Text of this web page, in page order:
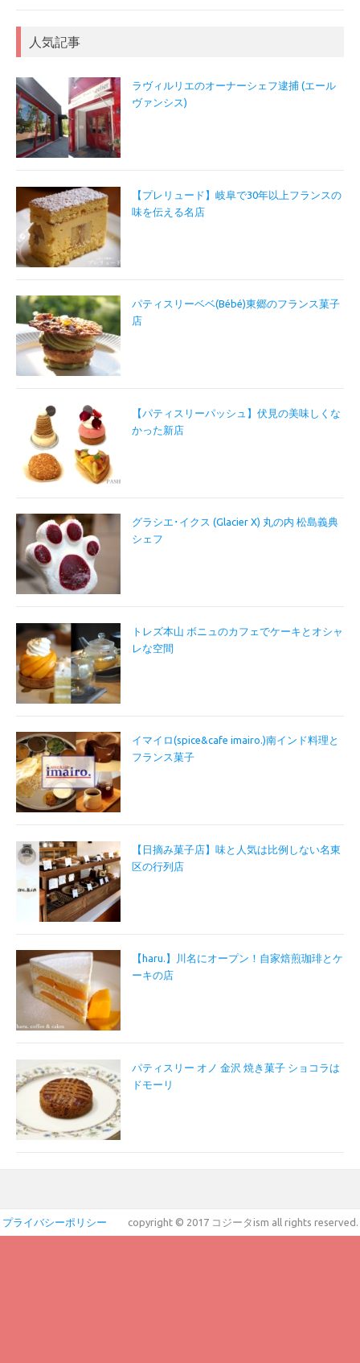
人気記事
ラヴィルリエのオーナーシェフ逮捕 (エール
ヴァンシス)
【プレリュード】岐阜で30年以上フランスの
味を伝える名店
パティスリーベベ(Bébé)東郷のフランス菓子
店
【パティスリーパッシュ】伏見の美味しくな
かった新店
グラシエ･イクス (Glacier X) 丸の内 松島義典
シェフ
トレズ本山 ボニュのカフェでケーキとオシャ
レな空間
イマイロ(spice&cafe imairo.)南インド料理と
フランス菓子
【日摘み菓子店】味と人気は比例しない名東
区の行列店
【haru.】川名にオープン！自家焙煎珈琲とケ
ーキの店
パティスリー オノ 金沢 焼き菓子 ショコラは
ドモーリ
プライバシーポリシー copyright © 2017 コジータism all rights reserved.